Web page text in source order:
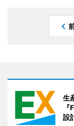
生
設